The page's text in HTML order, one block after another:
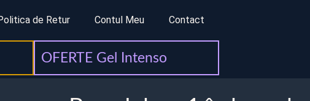
de Retur Contul Meu Contact
OFERTE Gel Intenso